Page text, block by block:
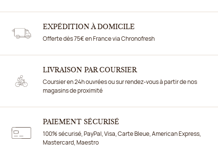
EXPÉDITION À DOMICILE
Offerte dès 75€ en France via Chronofresh
LIVRAISON PAR COURSIER
Coursier en 24h ouvrées ou sur rendez-vous à partir de nos
magasins de proximité
PAIEMENT SÉCURISÉ
100% sécurisé, PayPal, Visa, Carte Bleue, American Express,
Mastercard, Maestro